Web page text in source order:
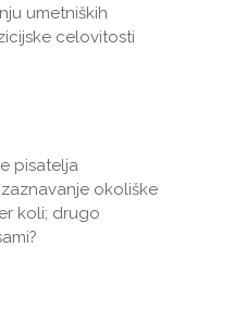
umetniških
celovitosti
pisatelja
okoliške
koli; drugo